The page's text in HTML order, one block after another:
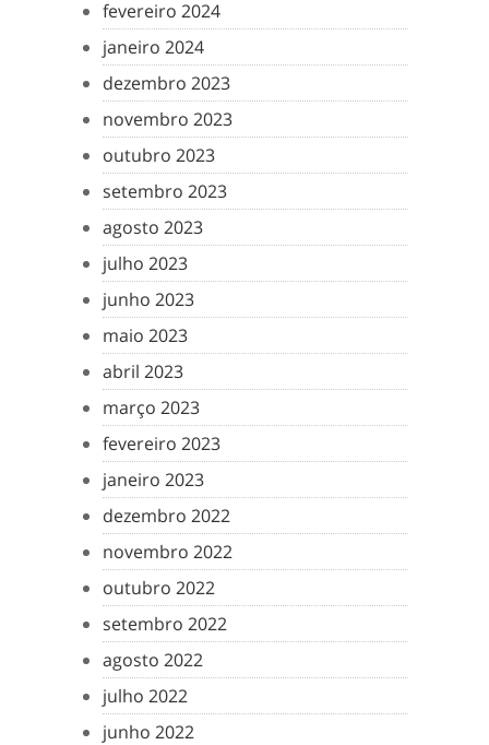
fevereiro 2024
janeiro 2024
dezembro 2023
novembro 2023
outubro 2023
setembro 2023
agosto 2023
julho 2023
junho 2023
maio 2023
abril 2023
março 2023
fevereiro 2023
janeiro 2023
dezembro 2022
novembro 2022
outubro 2022
setembro 2022
agosto 2022
julho 2022
junho 2022